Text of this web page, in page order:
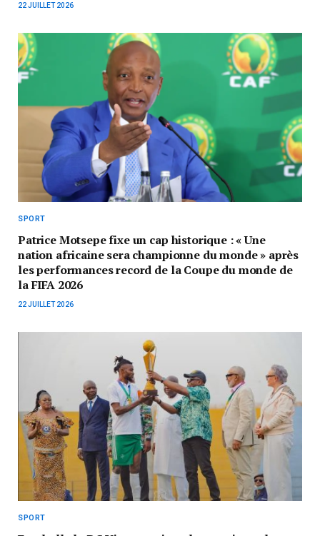
22 JUILLET 2026
SPORT
Patrice Motsepe fixe un cap historique : « Une
nation africaine sera championne du monde » après
les performances record de la Coupe du monde de
la FIFA 2026
22 JUILLET 2026
SPORT